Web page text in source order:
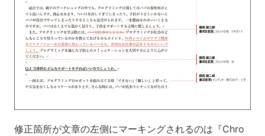
修正箇所が文章の左側にマーキングされるのは『Chro